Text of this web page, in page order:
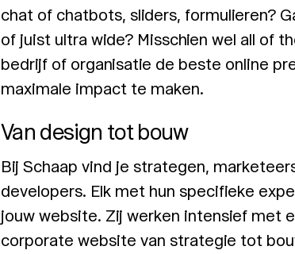
chat of chatbots, sliders, formulieren?
of juist ultra wide? Misschien wel all of
bedrijf of organisatie de beste online
maximale impact te maken.
Van design tot bouw
Bij Schaap vind je strategen,
developers. Elk met hun specifieke
jouw website. Zij werken intensief met
corporate website van strategie tot